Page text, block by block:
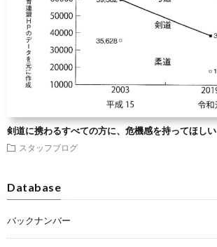
剣道に携わるすべての方に、危機感を持ってほしい
スタッフブログ
Database
バックナンバー